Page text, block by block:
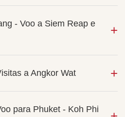
- Voo a Siem Reap e
a Angkor Wat
para Phuket - Koh Phi